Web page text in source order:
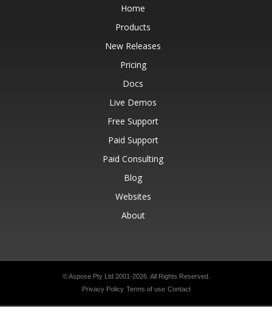
Home
Products
New Releases
Pricing
Docs
Live Demos
Free Support
Paid Support
Paid Consulting
Blog
Websites
About
© Aspose Pty Ltd 2001-2026. All Rights Reserved.
Privacy Policy Terms of use Contact